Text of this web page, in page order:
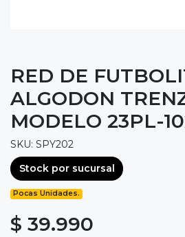
RED DE
ALGODON
MODELO 23PL-
SKU: SPY202
Stock por sucursal
Pocas Unidades.
$ 39.990